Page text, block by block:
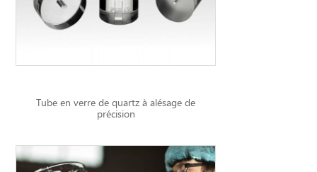
Tube en verre de quartz à alésage de
précision